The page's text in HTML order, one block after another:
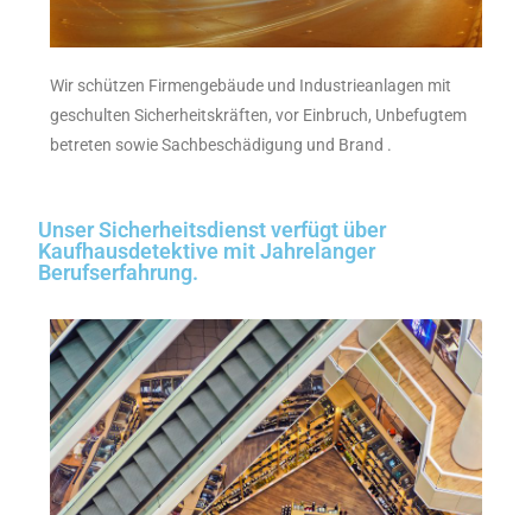
Wir schützen Firmengebäude und Industrieanlagen mit
geschulten Sicherheitskräften, vor Einbruch, Unbefugtem
betreten sowie Sachbeschädigung und Brand .
Unser Sicherheitsdienst verfügt über
Kaufhausdetektive mit Jahrelanger
Berufserfahrung.